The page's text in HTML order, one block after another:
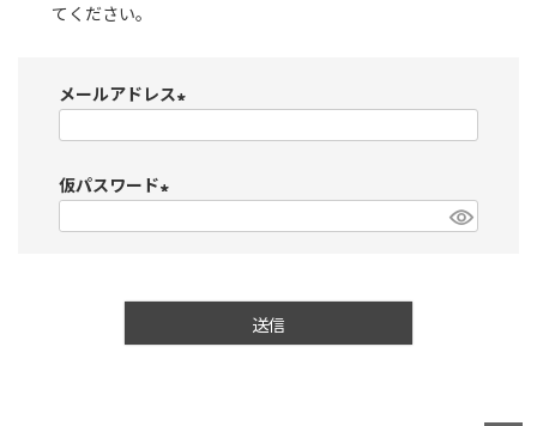
てください。
メールアドレス
(
須
仮パスワード
(
送信